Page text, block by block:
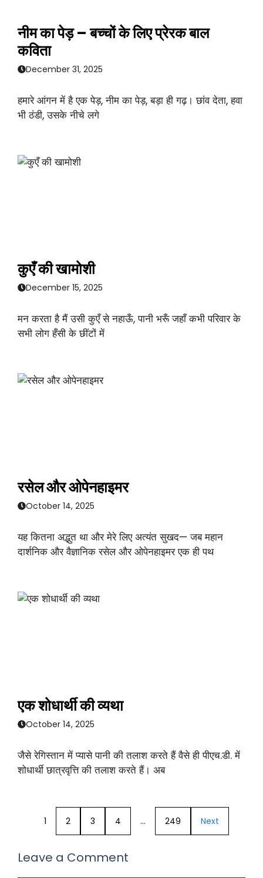
नीम का पेड़ – बच्चों के लिए प्रेरक बाल
कविता
December 31, 2025
हमारे आंगन में है एक पेड़, नीम का पेड़, बड़ा ही गढ़। छांव देता, हवा
भी ठंडी, उसके नीचे लगे
कुएँ की खामोशी
December 15, 2025
मन करता है मैं उसी कुएँ से नहाऊँ, पानी भरूँ जहाँ कभी परिवार के
सभी लोग हँसी के छींटों में
रसेल और ओपेनहाइमर
October 14, 2025
यह कितना अद्भुत था और मेरे लिए अत्यंत सुखद— जब महान
दार्शनिक और वैज्ञानिक रसेल और ओपेनहाइमर एक ही पथ
एक शोधार्थी की व्यथा
October 14, 2025
जैसे रेगिस्तान में प्यासे पानी की तलाश करते हैं वैसे ही पीएच.डी. में
शोधार्थी छात्रवृत्ति की तलाश करते हैं। अब
1 2 3 4 … 249 Next
Leave a Comment